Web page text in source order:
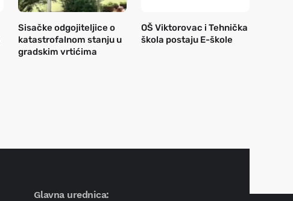
Sisačke odgojiteljice o
katastrofalnom stanju u
gradskim vrtićima
OŠ Viktorovac i Tehnička
škola postaju E-škole
Glavna urednica: